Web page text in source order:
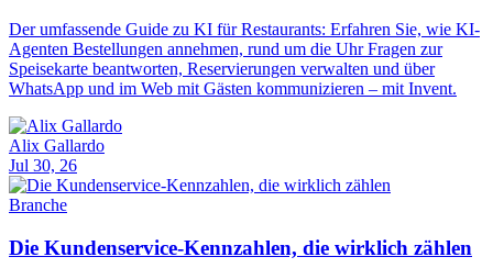
Der umfassende Guide zu KI für Restaurants: Erfahren Sie, wie KI-
Agenten Bestellungen annehmen, rund um die Uhr Fragen zur
Speisekarte beantworten, Reservierungen verwalten und über
WhatsApp und im Web mit Gästen kommunizieren – mit Invent.
Alix Gallardo
Jul 30, 26
Branche
Die Kundenservice-Kennzahlen, die wirklich zählen